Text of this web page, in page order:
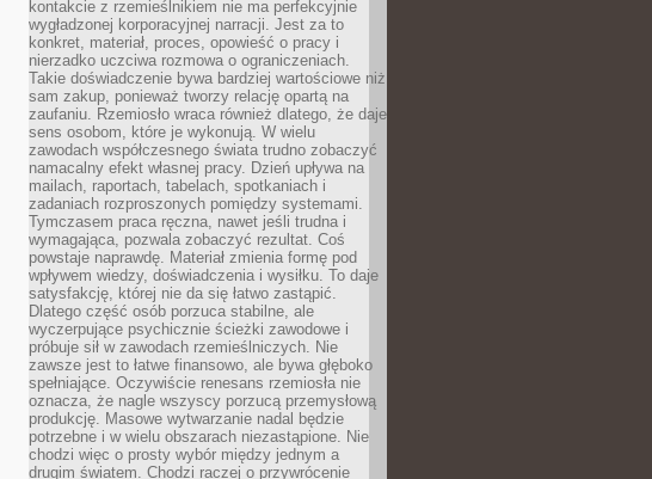
kontakcie z rzemieślnikiem nie ma perfekcyjnie
wygładzonej korporacyjnej narracji. Jest za to
konkret, materiał, proces, opowieść o pracy i
nierzadko uczciwa rozmowa o ograniczeniach.
Takie doświadczenie bywa bardziej wartościowe niż
sam zakup, ponieważ tworzy relację opartą na
zaufaniu. Rzemiosło wraca również dlatego, że daje
sens osobom, które je wykonują. W wielu
zawodach współczesnego świata trudno zobaczyć
namacalny efekt własnej pracy. Dzień upływa na
mailach, raportach, tabelach, spotkaniach i
zadaniach rozproszonych pomiędzy systemami.
Tymczasem praca ręczna, nawet jeśli trudna i
wymagająca, pozwala zobaczyć rezultat. Coś
powstaje naprawdę. Materiał zmienia formę pod
wpływem wiedzy, doświadczenia i wysiłku. To daje
satysfakcję, której nie da się łatwo zastąpić.
Dlatego część osób porzuca stabilne, ale
wyczerpujące psychicznie ścieżki zawodowe i
próbuje sił w zawodach rzemieślniczych. Nie
zawsze jest to łatwe finansowo, ale bywa głęboko
spełniające. Oczywiście renesans rzemiosła nie
oznacza, że nagle wszyscy porzucą przemysłową
produkcję. Masowe wytwarzanie nadal będzie
potrzebne i w wielu obszarach niezastąpione. Nie
chodzi więc o prosty wybór między jednym a
drugim światem. Chodzi raczej o przywrócenie